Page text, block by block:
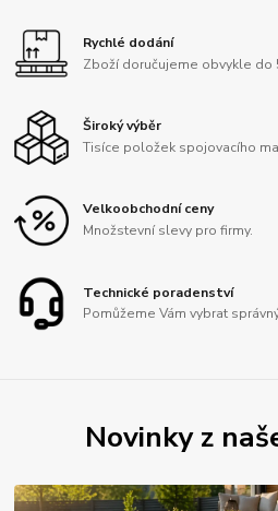
Rychlé dodání
Zboží doručujeme obvykle do
Široký výběr
Tisíce položek spojovacího
Velkoobchodní ceny
Množstevní slevy pro firmy.
Technické poradenství
Pomůžeme Vám vybrat
Novinky z